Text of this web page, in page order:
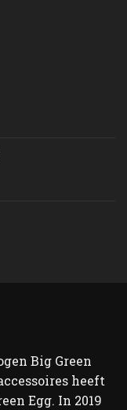
Big Green
heeft
Egg. In 2019